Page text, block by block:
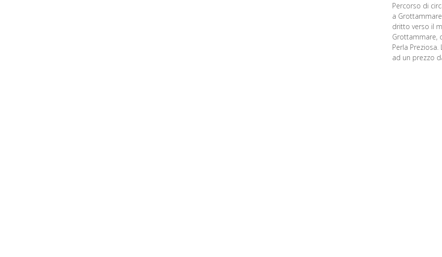
Percorso di
a
dritto verso il
Grottammare,
Perla Preziosa.
ad un prezzo